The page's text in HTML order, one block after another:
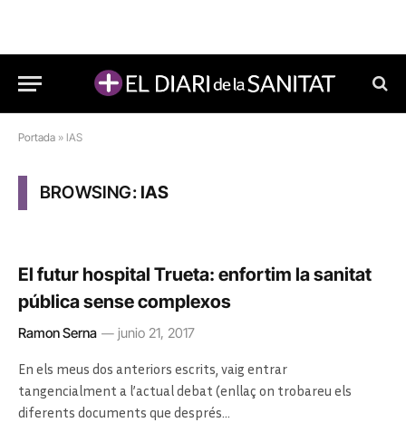
Portada » IAS
BROWSING:IAS
El futur hospital Trueta: enfortim la sanitat
pública sense complexos
Ramon Serna junio 21, 2017
En els meus dos anteriors escrits, vaig entrar
tangencialment a l’actual debat (enllaç on trobareu els
diferents documents que després…